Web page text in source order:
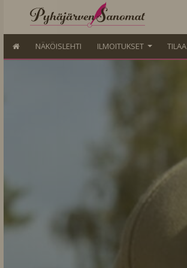
NÄKÖISLEHTI ILMOITUKSET